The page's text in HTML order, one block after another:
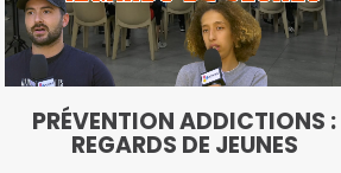
PRÉVENTION ADDICTIONS :
REGARDS DE JEUNES